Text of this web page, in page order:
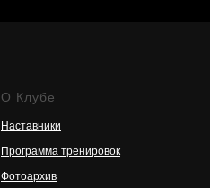
О Клубе
Наставники
Программа тренировок
Фотоархив